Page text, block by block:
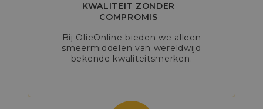
KWALITEIT ZONDER
COMPROMIS
Bij OlieOnline bieden we alleen
smeermiddelen van wereldwijd
bekende kwaliteitsmerken.